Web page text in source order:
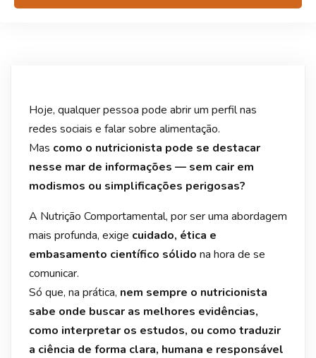
Hoje, qualquer pessoa pode abrir um perfil nas
redes sociais e falar sobre alimentação.
Mas como o nutricionista pode se destacar
nesse mar de informações — sem cair em
modismos ou simplificações perigosas?
A Nutrição Comportamental, por ser uma abordagem
mais profunda, exige cuidado, ética e
embasamento científico sólido na hora de se
comunicar.
Só que, na prática, nem sempre o nutricionista
sabe onde buscar as melhores evidências,
como interpretar os estudos, ou como traduzir
a ciência de forma clara, humana e responsável